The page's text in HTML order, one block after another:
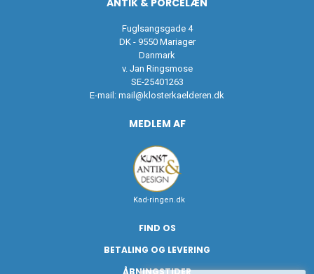
ANTIK & PORCELÆN
Fuglsangsgade 4
DK - 9550 Mariager
Danmark
v. Jan Ringsmose
SE-25401263
E-mail: mail@klosterkaelderen.dk
MEDLEM AF
Kad-ringen.dk
FIND OS
BETALING OG LEVERING